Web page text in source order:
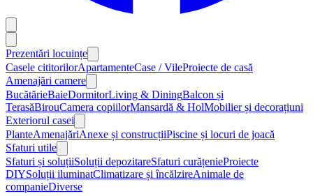
Prezentări locuințe
Casele cititorilorApartamenteCase / VileProiecte de casă
Amenajări camere
BucătărieBaieDormitorLiving & DiningBalcon și
TerasăBirouCamera copiilorMansardă & HolMobilier și decorațiuni
Exteriorul casei
PlanteAmenajăriAnexe și construcțiiPiscine și locuri de joacă
Sfaturi utile
Sfaturi și soluțiiSoluții depozitareSfaturi curățenieProiecte
DIYSoluții iluminatClimatizare și încălzireAnimale de
companieDiverse